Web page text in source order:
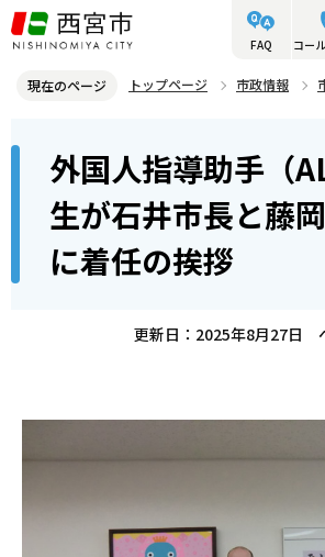
こ
の
ジ
す
FAQ コー
現在のページ トップページ 市政情報
姉妹都市 スポーケン市（アメリカ・ワシントン
外国人指導助手（ALT)の先生が石井市長と藤岡教
ら
外国人指導助手（
生が石井市長と藤
に着任の挨拶
更新日：2025年8月27日